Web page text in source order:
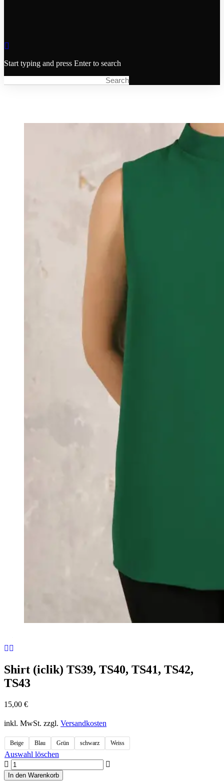
Start typing and press Enter to search
Shirt (iclik) TS39, TS40, TS41, TS42,
TS43
15,00 €
inkl. MwSt. zzgl. Versandkosten
Beige Blau Grün schwarz Weiss
Auswahl löschen
Shirt
(iclik)
In den Warenkorb